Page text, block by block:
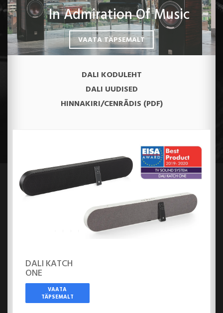
In Admiration Of Music
VAATA TÄPSEMALT
DALI KODULEHT
DALI UUDISED
HINNAKIRI/CENRĀDIS (PDF)
DALI KATCH
ONE
VAATA
TÄPSEMALT